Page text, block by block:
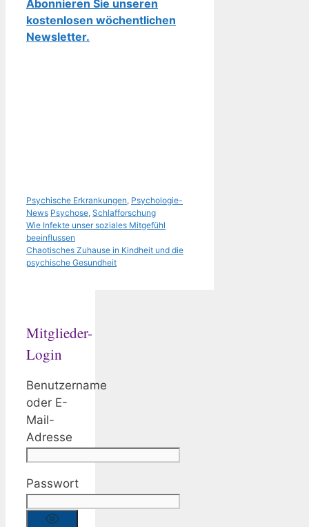
Abonnieren Sie unseren
kostenlosen wöchentlichen
Newsletter.
Kategorien
Psychische Erkrankungen Psychologie-
News Schlagwörter
Psychose Schlafforschung
Wie Infekte unser soziales Mitgefühl
beeinflussen
Chaotisches Zuhause in Kindheit und die
psychische Gesundheit
Mitglieder-
Login
Benutzername
oder E-
Mail-
Adresse
Passwort